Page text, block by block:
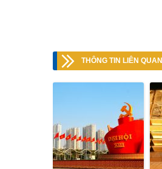
THÔNG TIN LIÊN QUAN